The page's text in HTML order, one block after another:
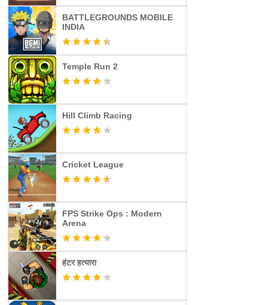
BATTLEGROUNDS MOBILE
INDIA
Temple Run 2
Hill Climb Racing
Cricket League
FPS Strike Ops : Modern
Arena
हंटर हत्यारा